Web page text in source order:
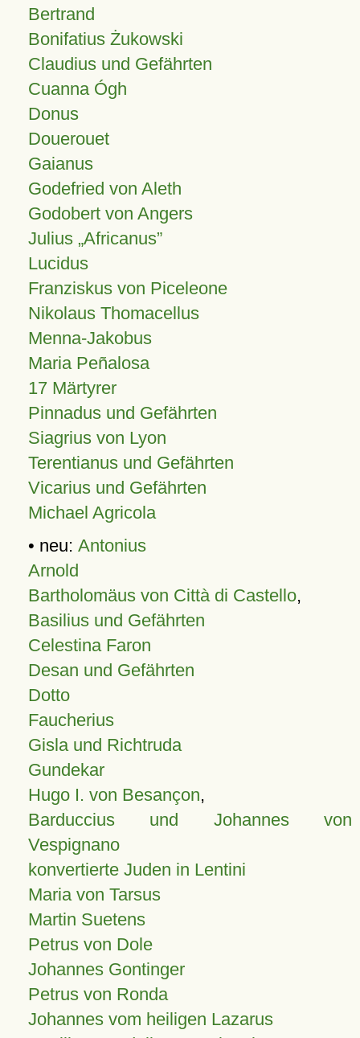
Bertrand
Bonifatius Żukowski
Claudius und Gefährten
Cuanna Ógh
Donus
Douerouet
Gaianus
Godefried von Aleth
Godobert von Angers
Julius Africanus
Lucidus
Franziskus von Piceleone
Nikolaus Thomacellus
Menna-Jakobus
Maria Peñalosa
17 Märtyrer
Pinnadus und Gefährten
Siagrius von Lyon
Terentianus und Gefährten
Vicarius und Gefährten
Michael Agricola
• neu: Antonius
Arnold
Bartholomäus von Città di Castello,
Basilius und Gefährten
Celestina Faron
Desan und Gefährten
Dotto
Faucherius
Gisla und Richtruda
Gundekar
Hugo I. von Besançon,
Barduccius und Johannes von
Vespignano
konvertierte Juden in Lentini
Maria von Tarsus
Martin Suetens
Petrus von Dole
Johannes Gontinger
Petrus von Ronda
Johannes vom heiligen Lazarus